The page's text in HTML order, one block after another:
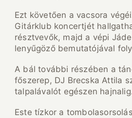
Ezt követően a vacsora
Gitárklub koncertjét
résztvevők, majd a vépi
lenyűgöző bemutatójával
A bál további részében a
főszerep, DJ Brecska Attila
talpalávalót egészen
Este tízkor a